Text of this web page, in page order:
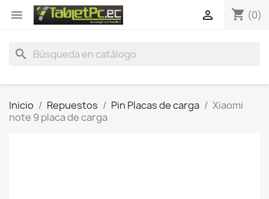
 shopping_cart (0)

search
Inicio Repuestos Pin Placas de carga
Xiaomi
note 9 placa de carga